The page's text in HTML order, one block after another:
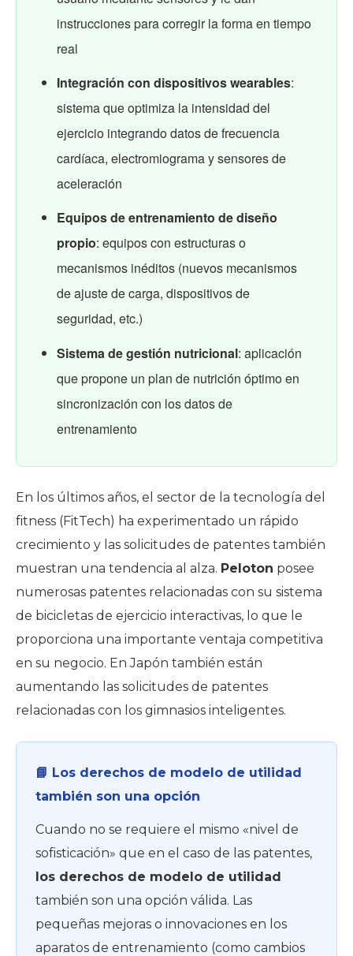
instrucciones para corregir la forma en tiempo
real
Integración con dispositivos wearables:
sistema que optimiza la intensidad del
ejercicio integrando datos de frecuencia
cardíaca, electromiograma y sensores de
aceleración
Equipos de entrenamiento de diseño
propio: equipos con estructuras o
mecanismos inéditos (nuevos mecanismos
de ajuste de carga, dispositivos de
seguridad, etc.)
Sistema de gestión nutricional: aplicación
que propone un plan de nutrición óptimo en
sincronización con los datos de
entrenamiento
En los últimos años, el sector de la tecnología del
fitness (FitTech) ha experimentado un rápido
crecimiento y las solicitudes de patentes también
muestran una tendencia al alza. Peloton posee
numerosas patentes relacionadas con su sistema
de bicicletas de ejercicio interactivas, lo que le
proporciona una importante ventaja competitiva
en su negocio. En Japón también están
aumentando las solicitudes de patentes
relacionadas con los gimnasios inteligentes.
📘 Los derechos de modelo de utilidad
también son una opción
Cuando no se requiere el mismo «nivel de
sofisticación» que en el caso de las patentes,
los derechos de modelo de utilidad
también son una opción válida. Las
pequeñas mejoras o innovaciones en los
aparatos de entrenamiento (como cambios